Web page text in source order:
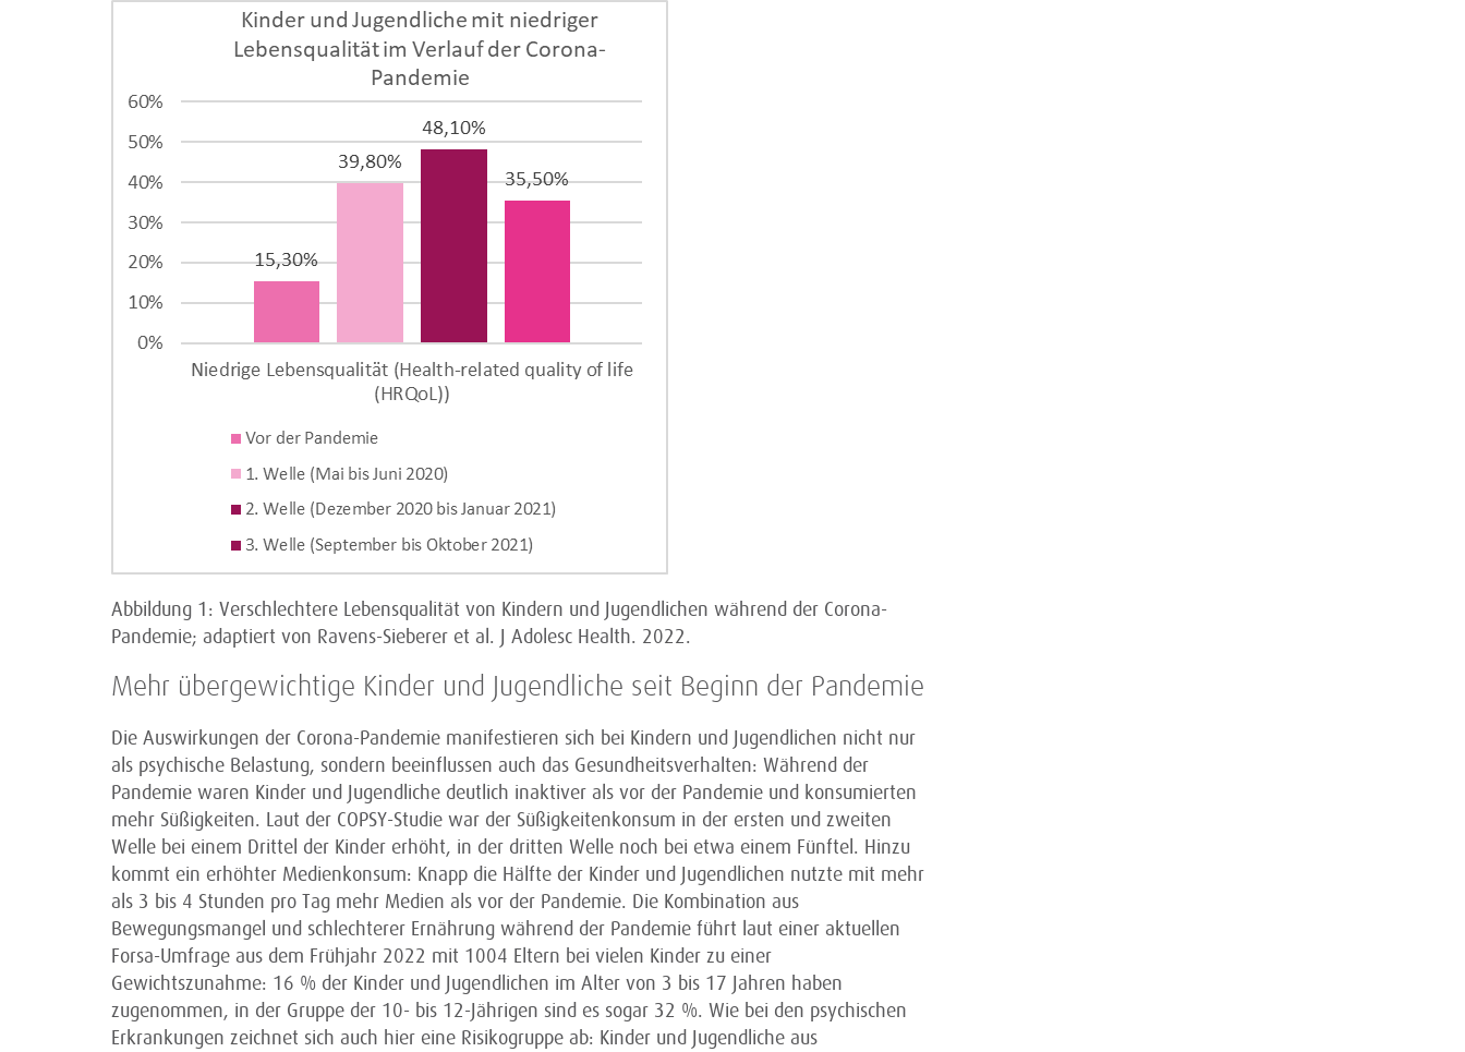
Abbildung 1: Verschlechtere Lebensqualität von Kindern und Jugendlichen während der Corona-
Pandemie; adaptiert von Ravens-Sieberer et al. J Adolesc Health. 2022.
Mehr übergewichtige Kinder und Jugendliche seit Beginn der Pandemie
Die Auswirkungen der Corona-Pandemie manifestieren sich bei Kindern und Jugendlichen nicht nur
als psychische Belastung, sondern beeinflussen auch das Gesundheitsverhalten: Während der
Pandemie waren Kinder und Jugendliche deutlich inaktiver als vor der Pandemie und konsumierten
mehr Süßigkeiten. Laut der COPSY-Studie war der Süßigkeitenkonsum in der ersten und zweiten
Welle bei einem Drittel der Kinder erhöht, in der dritten Welle noch bei etwa einem Fünftel. Hinzu
kommt ein erhöhter Medienkonsum: Knapp die Hälfte der Kinder und Jugendlichen nutzte mit mehr
als 3 bis 4 Stunden pro Tag mehr Medien als vor der Pandemie. Die Kombination aus
Bewegungsmangel und schlechterer Ernährung während der Pandemie führt laut einer aktuellen
Forsa-Umfrage aus dem Frühjahr 2022 mit 1004 Eltern bei vielen Kinder zu einer
Gewichtszunahme: 16 % der Kinder und Jugendlichen im Alter von 3 bis 17 Jahren haben
zugenommen, in der Gruppe der 10- bis 12-Jährigen sind es sogar 32 %. Wie bei den psychischen
Erkrankungen zeichnet sich auch hier eine Risikogruppe ab: Kinder und Jugendliche aus